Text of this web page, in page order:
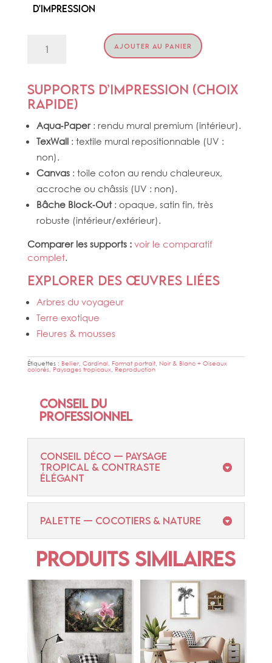
d'impression
NATURE
AJOUTER AU PANIER
Supports d’impression (choix
rapide)
Aqua‑Paper: rendu mural premium (intérieur).
TexWall: textile mural repositionnable (UV :
non).
Canvas: toile coton au rendu chaleureux,
accroche ou châssis (UV : non).
Bâche Block‑Out: opaque, satin fin, très
robuste (intérieur/extérieur).
Comparer les supports : voir le comparatif
complet.
Explorer des œuvres liées
Arbres du voyageur
Terre exotique
Fleures & mousses
Étiquettes : Bellier, Cardinal, Format portrait, Noir & Blanc + Oiseaux
colorés, Paysages tropicaux, Reproduction
Conseil du
professionnel
CONSEIL DÉCO — PAYSAGE
TROPICAL & CONTRASTE
ÉLÉGANT
PALETTE — COCOTIERS & NATURE
Produits similaires